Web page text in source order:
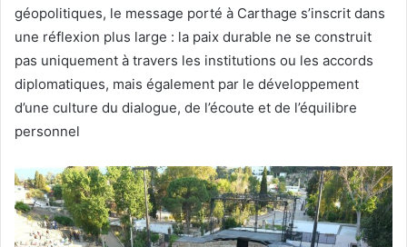
géopolitiques, le message porté à Carthage s’inscrit dans
une réflexion plus large : la paix durable ne se construit
pas uniquement à travers les institutions ou les accords
diplomatiques, mais également par le développement
d’une culture du dialogue, de l’écoute et de l’équilibre
personnel